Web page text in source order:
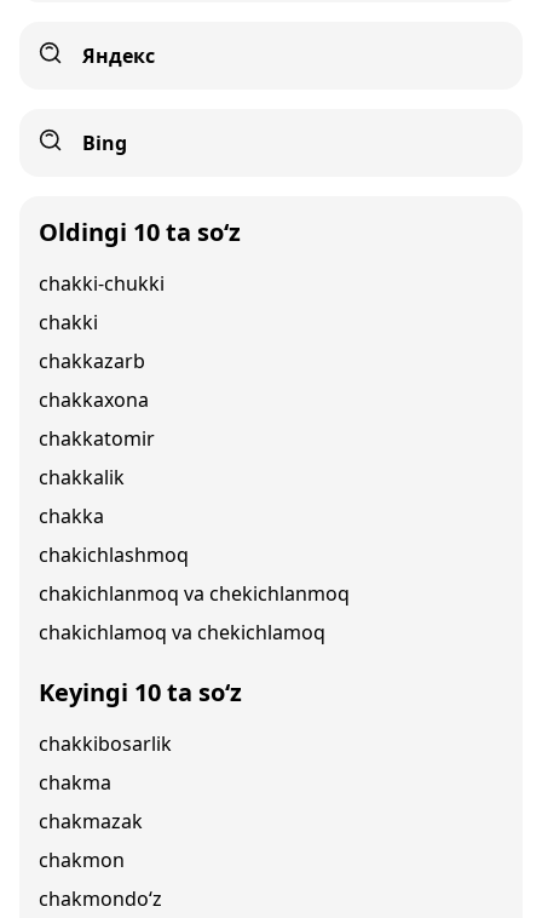
Яндекс
Bing
Oldingi 10 ta so‘z
chakki-chukki
chakki
chakkazarb
chakkaxona
chakkatomir
chakkalik
chakka
chakichlashmoq
chakichlanmoq va chekichlanmoq
chakichlamoq va chekichlamoq
Keyingi 10 ta so‘z
chakkibosarlik
chakma
chakmazak
chakmon
chakmondo‘z